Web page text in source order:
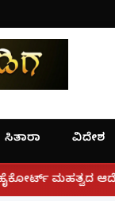
ಸಿತಾರಾ ವಿದೇಶ
| ಫೋನ್